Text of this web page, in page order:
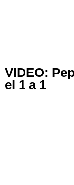
VIDEO:
el 1 a 1